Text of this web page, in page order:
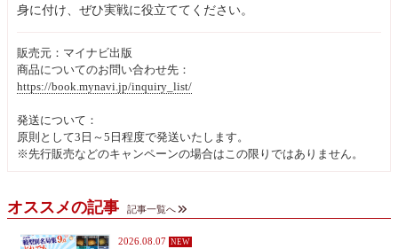
身に付け、ぜひ実戦に役立ててください。
販売元：マイナビ出版
商品についてのお問い合わせ先：
https://book.mynavi.jp/inquiry_list/
発送について：
原則として3日～5日程度で発送いたします。
※先行販売などのキャンペーンの場合はこの限りではありません。
オススメの記事 記事一覧へ
2026.08.07